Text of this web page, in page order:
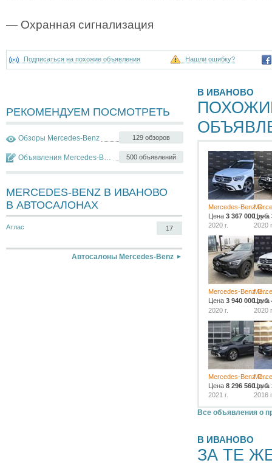
— Охранная сигнализация
Подписаться на похожие объявления Нашли ошибку?
РЕКОМЕНДУЕМ ПОСМОТРЕТЬ
129 обзоров
Обзоры Mercedes-Benz
500 объявлений
Объявления Mercedes-Benz GLC-klasse
MERCEDES-BENZ В ИВАНОВО
В АВТОСАЛОНАХ
Атлас 17
Автосалоны Mercedes-Benz
В ИВАНОВО
Mercedes-Benz G...
Цена 3 367 000 руб.
2020 г.
Цена
2020
Mercedes-Benz G...
Цена 3 940 000руб.
2020 г.
Цена
2020
Mercedes-Benz G...
Цена 8 296 560 руб.
2021 г.
Цена
2016
Все объявления о
В ИВАНОВО
ЗА ТЕ